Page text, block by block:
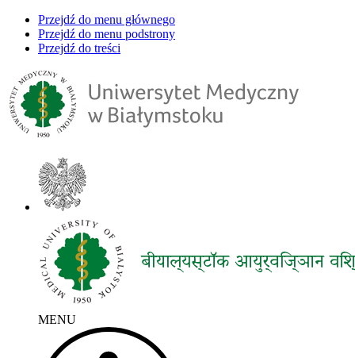
Przejdź do menu głównego
Przejdź do menu podstrony
Przejdź do treści
MENU